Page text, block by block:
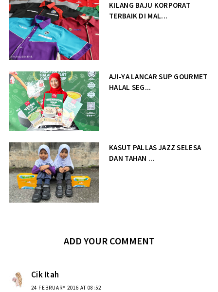
KILANG BAJU KORPORAT
TERBAIK DI MAL...
AJI-YA LANCAR SUP GOURMET
HALAL SEG...
KASUT PALLAS JAZZ SELESA
DAN TAHAN ...
ADD YOUR COMMENT
Cik Itah
24 FEBRUARY 2016 AT 08:52